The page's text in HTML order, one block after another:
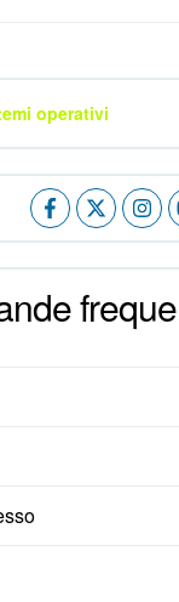
operativi